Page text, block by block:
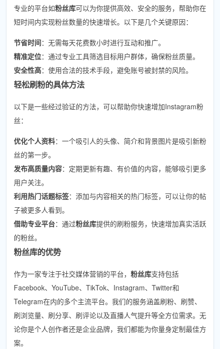
专业的平台如粉丝库可以为你提供高效、安全的服务，帮助你在
短时间内实现粉丝数量的快速增长。以下是几个关键原因：
节省时间：无需每天花费数小时进行互动和推广。
精准定位：通过专业工具筛选目标用户群体，确保粉丝质量。
安全性高：使用合法的技术手段，避免账号被封禁的风险。
轻松刷粉的具体方法
以下是一些经过验证的方法，可以帮助你快速增加Instagram粉
丝：
优化个人资料：一个吸引人的头像、简介和背景图片是吸引新粉
丝的第一步。
发布高质量内容：定期更新有趣、有价值的内容，能够吸引更多
用户关注。
利用热门话题标签：添加与内容相关的热门标签，可以让你的帖
子被更多人看到。
借助专业平台：通过粉丝库提供的刷粉服务，快速增加真实活跃
的粉丝。
粉丝库的优势
作为一家专注于社交媒体营销的平台， 粉丝库支持包括
Facebook、YouTube、TikTok、Instagram、Twitter和
Telegram在内的多个主流平台。我们的服务涵盖刷粉、刷赞、
刷浏览量、刷分享、刷评论以及直播人气提升等全方位需求。无
论你是个人创作者还是企业品牌，我们都能为你量身定制最佳方
案。